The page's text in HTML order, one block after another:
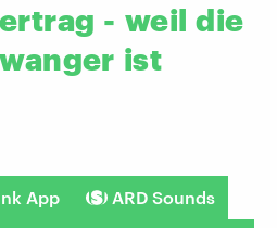
- weil die
ist
App ARD Sounds